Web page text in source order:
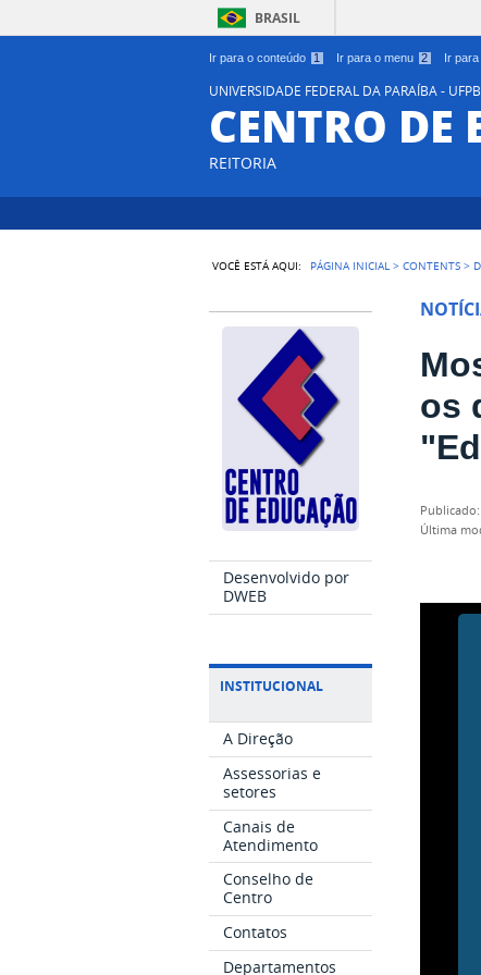
Ir para o conteúdo 1 Ir para o menu 2 Ir
BRASIL
UNIVERSIDADE FEDERAL DA PARAÍBA - UFPB
CENTRO DE
REITORIA
VOCÊ ESTÁ AQUI: PÁGINA INICIAL >CONTENTS >
Desenvolvido por
DWEB
INSTITUCIONAL
A Direção
Assessorias e
setores
Canais de
Atendimento
Conselho de
Centro
Contatos
Departamentos
os
publicado
última